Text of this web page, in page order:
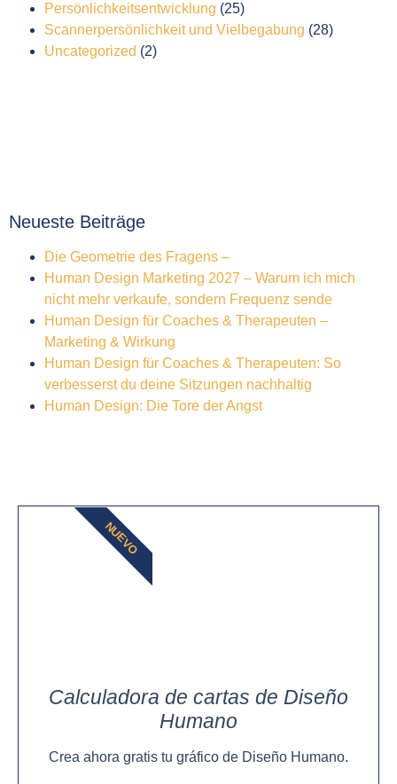
Persönlichkeitsentwicklung (25)
Scannerpersönlichkeit und Vielbegabung (28)
Uncategorized (2)
Neueste Beiträge
Die Geometrie des Fragens –
Human Design Marketing 2027 – Warum ich mich
nicht mehr verkaufe, sondern Frequenz sende
Human Design für Coaches & Therapeuten –
Marketing & Wirkung
Human Design für Coaches & Therapeuten: So
verbesserst du deine Sitzungen nachhaltig
Human Design: Die Tore der Angst
Calculadora de cartas de Diseño
Humano
Crea ahora gratis tu gráfico de Diseño Humano.
NUEVO